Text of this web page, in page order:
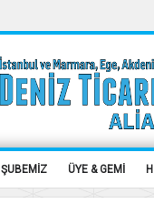
ŞUBEMİZ ÜYE & GEMİ